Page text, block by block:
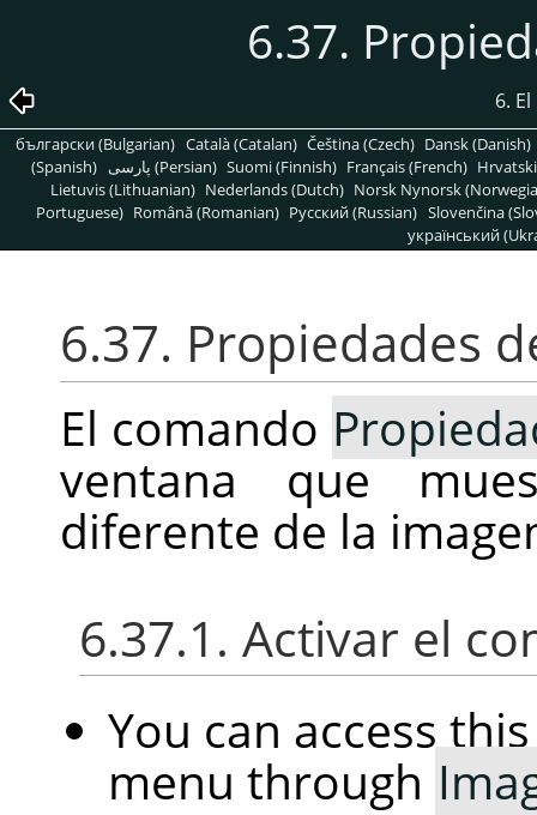
6.37.
6.
български (Bulgarian) Català (Catalan) Čeština (Czech) Dansk (Danish)
(Spanish)
پارسی (Persian) Suomi (Finnish) Français (French)
Lietuvis (Lithuanian) Nederlands (Dutch) Norsk Nynorsk
Portuguese) Română (Romanian) Pусский (Russian) Slovenčina
український
6.37. Propiedades
El comando
ventana que
diferente de la
6.37.1. Activar el
You can access
menu through